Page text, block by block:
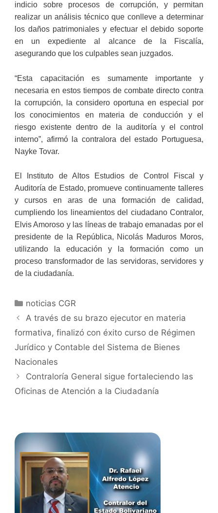
indicio sobre procesos de corrupción, y permitan
realizar un análisis técnico que conlleve a determinar
los daños patrimoniales y efectuar el debido soporte
en un expediente al alcance de la Fiscalía,
asegurando que los culpables sean juzgados.
“Esta capacitación es sumamente importante y
necesaria en estos tiempos de combate directo contra
la corrupción, la considero oportuna en especial por
los conocimientos en materia de conducción y el
riesgo existente dentro de la auditoría y el control
interno”, afirmó la contralora del estado Portuguesa,
Nayke Tovar.
El Instituto de Altos Estudios de Control Fiscal y
Auditoría de Estado, promueve continuamente talleres
y cursos en aras de una formación de calidad,
cumpliendo los lineamientos del ciudadano Contralor,
Elvis Amoroso y las líneas de trabajo emanadas por el
presidente de la República, Nicolás Maduros Moros,
utilizando la educación y la formación como un
proceso transformador de las servidoras, servidores y
de la ciudadanía.
noticias CGR
A través de su brazo ejecutor en materia
formativa, finalizó con éxito curso de Régimen
Jurídico y Contable del Sistema de Bienes
Nacionales
Contraloría General sigue fortaleciendo las
Oficinas de Atención a la Ciudadanía